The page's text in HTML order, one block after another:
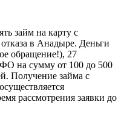
займ на карту с
отказа в Анадыре. Деньги
обращение!), 27
на сумму от 100 до 500
Получение займа с
рассмотрения заявки до